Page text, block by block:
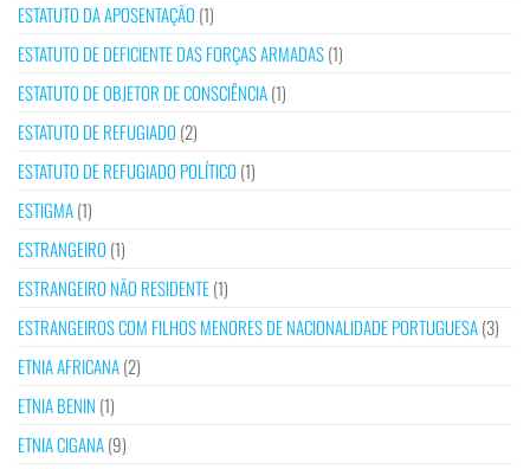
ESTATUTO DA APOSENTAÇÃO (1)
ESTATUTO DE DEFICIENTE DAS FORÇAS ARMADAS(1)
ESTATUTO DE OBJETOR DE CONSCIÊNCIA(1)
ESTATUTO DE REFUGIADO (2)
ESTATUTO DE REFUGIADO POLÍTICO (1)
ESTIGMA(1)
ESTRANGEIRO (1)
ESTRANGEIRO NÃO RESIDENTE(1)
ESTRANGEIROS COM FILHOS MENORES DE NACIONALIDADE PORTUGUESA(3)
ETNIA AFRICANA(2)
ETNIA BENIN (1)
ETNIA CIGANA(9)